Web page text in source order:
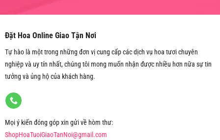
Đặt Hoa Online Giao Tận Nơi
Tự hào là một trong những đơn vị cung cấp các dịch vụ hoa tươi chuyên
nghiệp và uy tín nhất, chúng tôi mong muốn nhận được nhiều hơn nữa sự tin
tưởng và ủng hộ của khách hàng.
Mọi ý kiến đóng góp xin gửi về hòm thư:
ShopHoaTuoiGiaoTanNoi@gmail.com